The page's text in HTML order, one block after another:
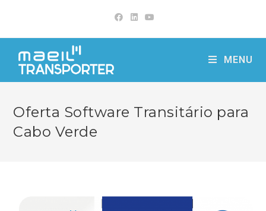
content
MENU
Oferta Software Transitário para
Cabo Verde